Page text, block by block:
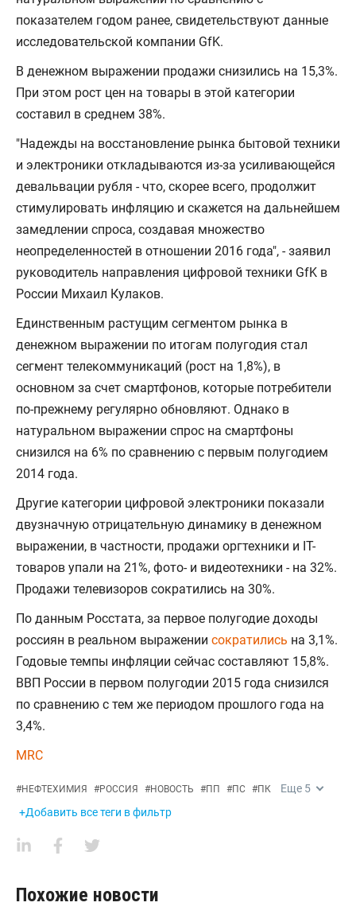
показателем годом ранее, свидетельствуют данные
исследовательской компании GfK.
В денежном выражении продажи снизились на 15,3%.
При этом рост цен на товары в этой категории
составил в среднем 38%.
"Надежды на восстановление рынка бытовой техники
и электроники откладываются из-за усиливающейся
девальвации рубля - что, скорее всего, продолжит
стимулировать инфляцию и скажется на дальнейшем
замедлении спроса, создавая множество
неопределенностей в отношении 2016 года", - заявил
руководитель направления цифровой техники GfK в
России Михаил Кулаков.
Единственным растущим сегментом рынка в
денежном выражении по итогам полугодия стал
сегмент телекоммуникаций (рост на 1,8%), в
основном за счет смартфонов, которые потребители
по-прежнему регулярно обновляют. Однако в
натуральном выражении спрос на смартфоны
снизился на 6% по сравнению с первым полугодием
2014 года.
Другие категории цифровой электроники показали
двузначную отрицательную динамику в денежном
выражении, в частности, продажи оргтехники и IT-
товаров упали на 21%, фото- и видеотехники - на 32%.
Продажи телевизоров сократились на 30%.
По данным Росстата, за первое полугодие доходы
россиян в реальном выражении сократились на 3,1%.
Годовые темпы инфляции сейчас составляют 15,8%.
ВВП России в первом полугодии 2015 года снизился
по сравнению с тем же периодом прошлого года на
3,4%.
MRC
#НЕФТЕХИМИЯ #РОССИЯ #НОВОСТЬ #ПП #ПС #ПК Еще 5
+Добавить все теги в фильтр
Похожие новости